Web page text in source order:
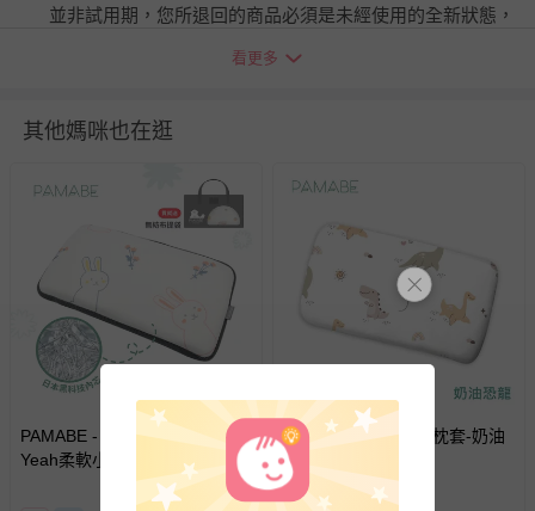
並非試用期，您所退回的商品必須是未經使用的全新狀態，
瑕疵退換貨所產生的運費，將由媽咪愛負責處理，若非瑕疵
並點選『我要退貨』即可進行申請。若有相關退貨問題，請
LINE@客服ID: @mamilove
與服務，謝謝。
針對滿件折/滿額贈…等活動，如因部份退貨，而該訂單保
留商品未達活動門檻，將以原價計算，活動贈品亦需一併退
回。
部分商品依據消費者保護法的規定，不適用七天鑑賞期/猶
豫期範圍：
易於腐敗、保存期限較短或解約時即將逾期（例如生鮮
商品、食品等）。
看更多
其他媽咪也在逛
PAMABE - 4D兒童水洗透氣枕-
Yeah柔軟小兔 (50x30x6cm)
PAMABE - 冰絲涼感枕套-奶油
恐龍-50x30cm